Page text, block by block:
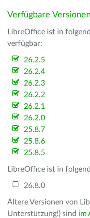
Verfügbare Versionen
LibreOffice ist in
verfügbar:
26.2.5
26.2.4
26.2.3
26.2.2
26.2.1
26.2.0
25.8.7
25.8.6
25.8.5
LibreOffice ist in
26.8.0
Ältere Versionen von
Unterstützung!) sind im